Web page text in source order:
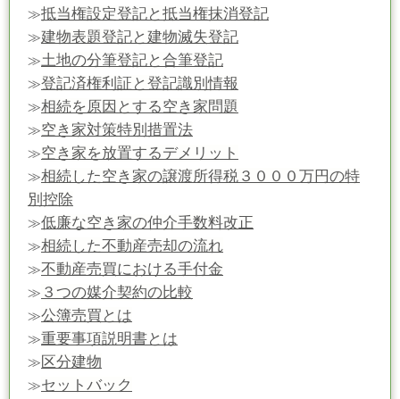
≫抵当権設定登記と抵当権抹消登記
≫建物表題登記と建物滅失登記
≫土地の分筆登記と合筆登記
≫登記済権利証と登記識別情報
≫相続を原因とする空き家問題
≫空き家対策特別措置法
≫空き家を放置するデメリット
≫相続した空き家の譲渡所得税３０００万円の特
別控除
≫低廉な空き家の仲介手数料改正
≫相続した不動産売却の流れ
≫不動産売買における手付金
≫ ３つの媒介契約の比較
≫公簿売買とは
≫重要事項説明書とは
≫区分建物
≫セットバック